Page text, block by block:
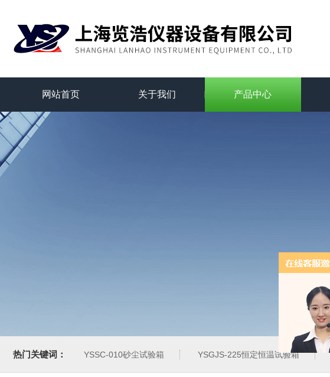
网站首页 关于我们 产品中心
热门关键词： YSSC-010砂尘试验箱 YSGJS-225恒定恒温试验箱